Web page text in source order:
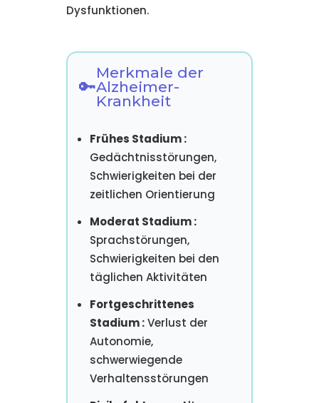
Dysfunktionen.
Merkmale der
Alzheimer-
Krankheit
Frühes Stadium :
Gedächtnisstörungen,
Schwierigkeiten bei der
zeitlichen Orientierung
Moderat Stadium :
Sprachstörungen,
Schwierigkeiten bei den
täglichen Aktivitäten
Fortgeschrittenes
Stadium :Verlust der
Autonomie,
schwerwiegende
Verhaltensstörungen